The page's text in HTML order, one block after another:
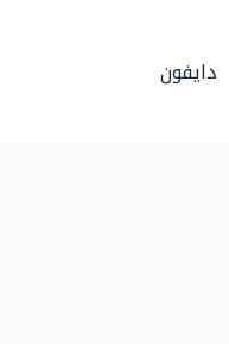
المحتوى
دايفون